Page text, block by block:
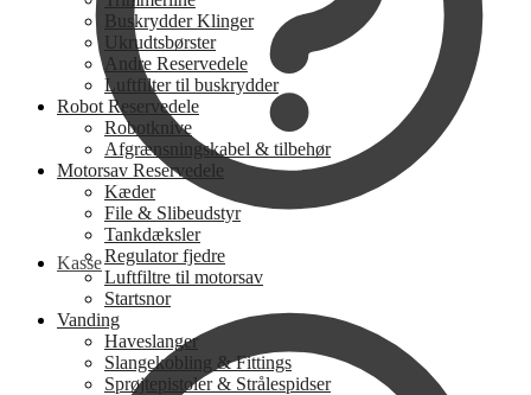
Kasse
Buskrydder Klinger
Ukrudtsbørster
Andre Reservedele
Luftfilter til buskrydder
Robot Reservedele
Robotknive
Afgrænsningskabel & tilbehør
Motorsav Reservedele
Kæder
File & Slibeudstyr
Tankdæksler
Regulator fjedre
Luftfiltre til motorsav
Startsnor
Vanding
Haveslanger
Slangekobling & Fittings
Sprøjtepistoler & Strålespidser